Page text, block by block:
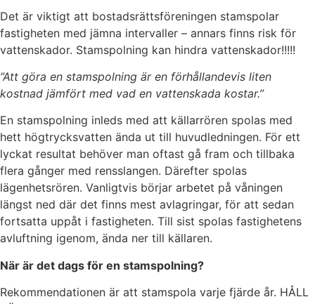
Det är viktigt att bostadsrättsföreningen stamspolar
fastigheten med jämna intervaller – annars finns risk för
vattenskador. Stamspolning kan hindra vattenskador!!!!!
”Att göra en stamspolning är en förhållandevis liten
kostnad jämfört med vad en vattenskada kostar.”
En stamspolning inleds med att källarrören spolas med
hett högtrycksvatten ända ut till huvudledningen. För ett
lyckat resultat behöver man oftast gå fram och tillbaka
flera gånger med rensslangen. Därefter spolas
lägenhetsrören. Vanligtvis börjar arbetet på våningen
längst ned där det finns mest avlagringar, för att sedan
fortsatta uppåt i fastigheten. Till sist spolas fastighetens
avluftning igenom, ända ner till källaren.
När är det dags för en stamspolning?
Rekommendationen är att stamspola varje fjärde år. HÅLL